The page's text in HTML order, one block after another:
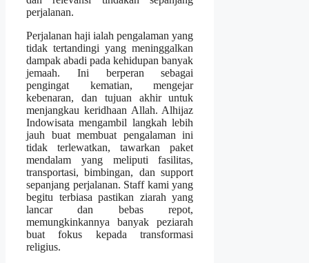
perjalanan.
Perjalanan haji ialah pengalaman yang
tidak tertandingi yang meninggalkan
dampak abadi pada kehidupan banyak
jemaah. Ini berperan sebagai
pengingat kematian, mengejar
kebenaran, dan tujuan akhir untuk
menjangkau keridhaan Allah. Alhijaz
Indowisata mengambil langkah lebih
jauh buat membuat pengalaman ini
tidak terlewatkan, tawarkan paket
mendalam yang meliputi fasilitas,
transportasi, bimbingan, dan support
sepanjang perjalanan. Staff kami yang
begitu terbiasa pastikan ziarah yang
lancar dan bebas repot,
memungkinkannya banyak peziarah
buat fokus kepada transformasi
religius.